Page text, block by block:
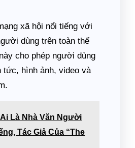
xã hội nổi tiếng với
dùng trên toàn thế
cho phép người dùng
tức, hình ảnh, video và
Ai Là Nhà Văn Người
Tác Giả Của “The